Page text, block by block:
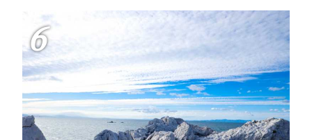
6